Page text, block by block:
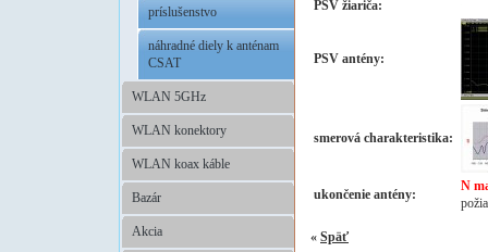
príslušenstvo
náhradné diely k anténam
CSAT
WLAN 5GHz
WLAN konektory
WLAN koax káble
Bazár
Akcia
PSV žiariča:
PSV antény:
smerová charakteristika:
ukončenie antény:
N
« Späť